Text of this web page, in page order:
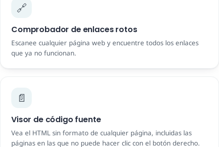
🔗
Comprobador de enlaces rotos
Escanee cualquier página web y encuentre todos los enlaces
que ya no funcionan.
📄
Visor de código fuente
Vea el HTML sin formato de cualquier página, incluidas las
páginas en las que no puede hacer clic con el botón derecho.